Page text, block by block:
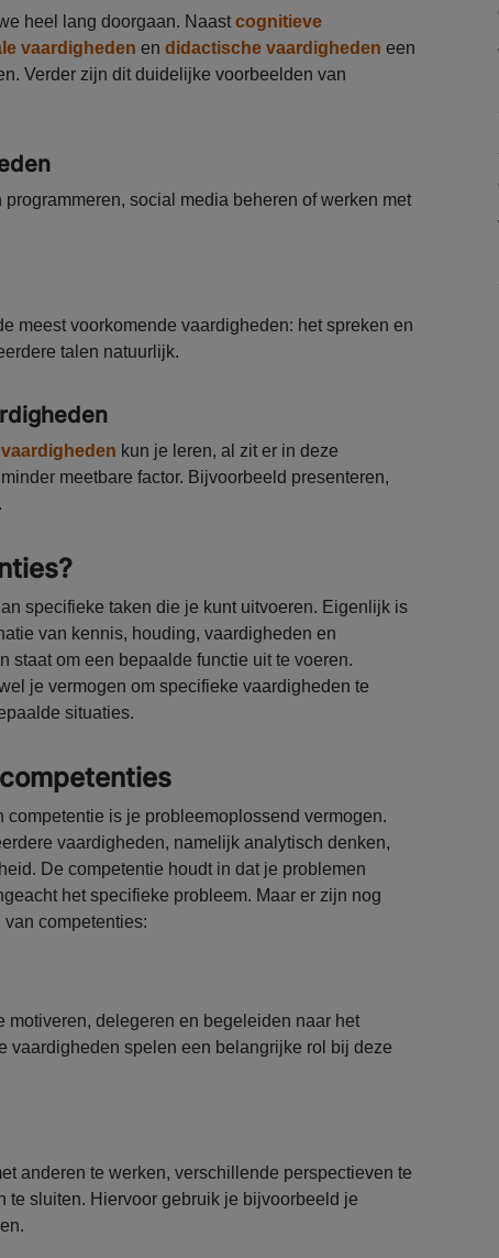
heel lang doorgaan. Naast cognitieve
vaardigheden en didactische vaardigheden een
Verder zijn dit duidelijke voorbeelden van
programmeren, social media beheren of werken met
meest voorkomende vaardigheden: het spreken en
talen natuurlijk.
kun je leren, al zit er in deze
meetbare factor. Bijvoorbeeld presenteren,
specifieke taken die je kunt uitvoeren. Eigenlijk is
van kennis, houding, vaardigheden en
staat om een bepaalde functie uit te voeren.
je vermogen om specifieke vaardigheden te
situaties.
competentie is je probleemoplossend vermogen.
vaardigheden, namelijk analytisch denken,
De competentie houdt in dat je problemen
het specifieke probleem. Maar er zijn nog
competenties:
motiveren, delegeren en begeleiden naar het
vaardigheden spelen een belangrijke rol bij deze
anderen te werken, verschillende perspectieven te
te sluiten. Hiervoor gebruik je bijvoorbeeld je